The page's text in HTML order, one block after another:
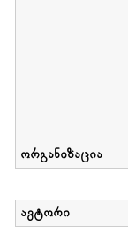
ორგანიზაცია
ავტორი